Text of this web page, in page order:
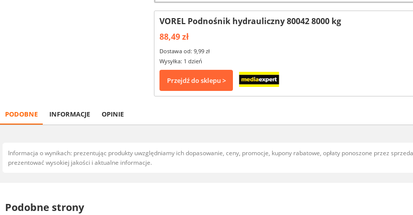
VOREL Podnośnik hydrauliczny 80042 8000 kg
88,49 zł
Dostawa od: 9,99 zł
Wysyłka: 1 dzień
Przejdź do sklepu >
PODOBNE INFORMACJE OPINIE
Informacja o wynikach: prezentując produkty uwzględniamy ich dopasowanie, ceny, promocje, kupony rabatowe, opłaty ponoszone przez
prezentować wysokiej jakości i aktualne informacje.
Podobne strony